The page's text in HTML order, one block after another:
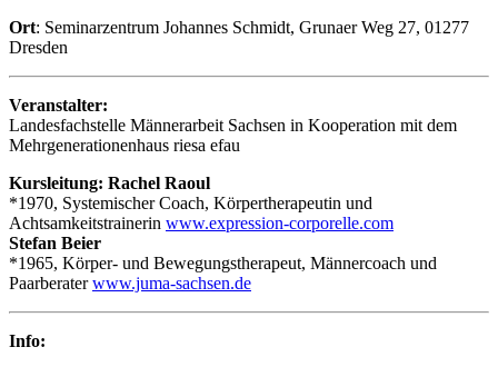
Ort: Seminarzentrum Johannes Schmidt, Grunaer Weg 27, 01277
Dresden
Veranstalter:
Landesfachstelle Männerarbeit Sachsen in Kooperation mit dem
Mehrgenerationenhaus riesa efau
Kursleitung: Rachel Raoul
*1970, Systemischer Coach, Körpertherapeutin und
Achtsamkeitstrainerin www.expression-corporelle.com
Stefan Beier
*1965, Körper- und Bewegungstherapeut, Männercoach und
Paarberaterwww.juma-sachsen.de
Info: